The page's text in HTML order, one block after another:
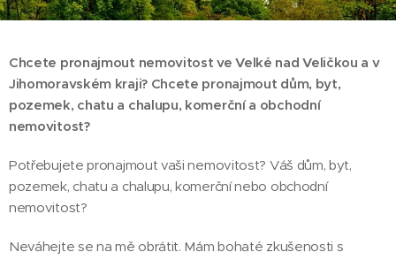
Chcete pronajmout nemovitost ve Velké nad Veličkou a v
Jihomoravském kraji? Chcete pronajmout dům, byt,
pozemek, chatu a chalupu, komerční a obchodní
nemovitost?
Potřebujete pronajmout vaši nemovitost? Váš dům, byt,
pozemek, chatu a chalupu, komerční nebo obchodní
nemovitost?
Neváhejte se na mě obrátit. Mám bohaté zkušenosti s